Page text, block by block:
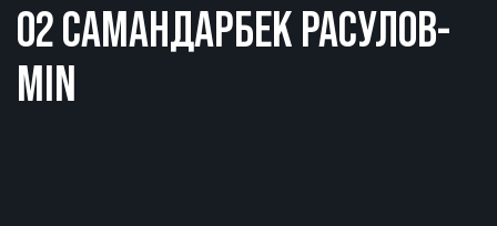
02 САМАНДАРБЕК РАСУЛОВ-
MIN